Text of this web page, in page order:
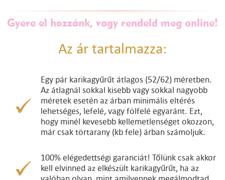
Gyere el hozzánk, vagy rendeld meg online!
Az ár tartalmazza:
Egy pár karikagyűrűt átlagos (52/62) méretben.
Az átlagnál sokkal kisebb vagy sokkal nagyobb
méretek esetén az árban minimális eltérés
lehetséges, lefelé, vagy fölfelé egyaránt. Ezt,
hogy minél kevesebb kellemetlenséget okozzon,
már csak törtarany (kb fele) árban számoljuk.
100% elégedettségi garanciát! Tőlünk csak akkor
kell elvinned az elkészült karikagyűrűt, ha az